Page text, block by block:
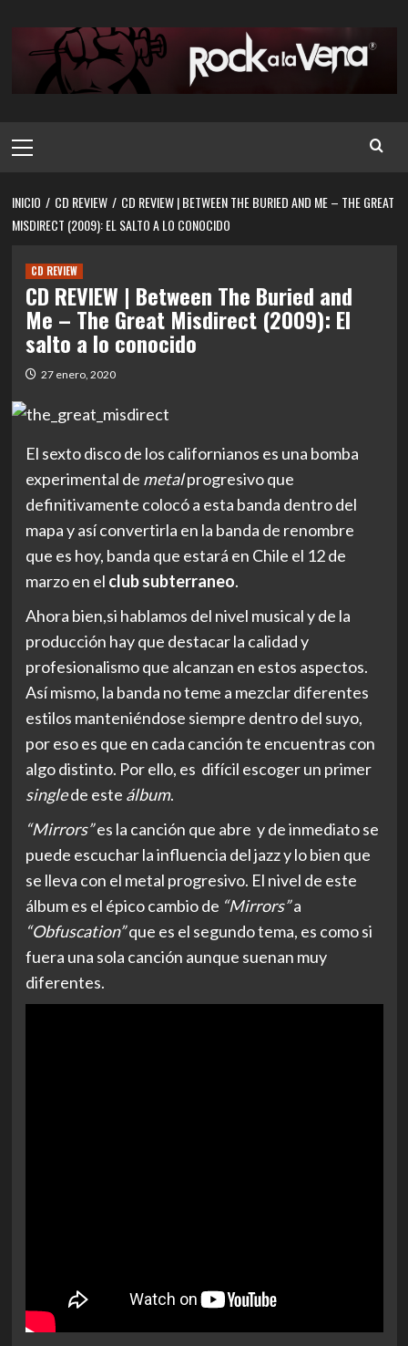
contenido
principal
INICIO CD REVIEW
CD REVIEW | BETWEEN THE BURIED AND ME – THE GREAT
MISDIRECT (2009): EL SALTO A LO CONOCIDO
CD REVIEW
CD REVIEW | Between The Buried and
Me – The Great Misdirect (2009): El
salto a lo conocido
27 enero, 2020
El sexto disco de los californianos es una bomba
experimental de metalprogresivo que
definitivamente colocó a esta banda dentro del
mapa y así convertirla en la banda de renombre
que es hoy, banda que estará en Chile el 12 de
marzo en el club subterraneo.
Ahora bien,si hablamos del nivel musical y de la
producción hay que destacar la calidad y
profesionalismo que alcanzan en estos aspectos.
Así mismo, la banda no teme a mezclar diferentes
estilos manteniéndose siempre dentro del suyo,
por eso es que en cada canción te encuentras con
algo distinto. Por ello, es difícil escoger un primer
singlede este álbum.
“Mirrors”es la canción que abre y de inmediato se
puede escuchar la influencia del jazz y lo bien que
se lleva con el metal progresivo. El nivel de este
álbum es el épico cambio de “Mirrors”a
“Obfuscation”que es el segundo tema, es como si
fuera una sola canción aunque suenan muy
diferentes.